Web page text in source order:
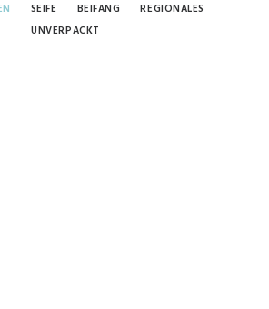
SEIFE BEIFANG
REGIONALES
UNVERPACKT